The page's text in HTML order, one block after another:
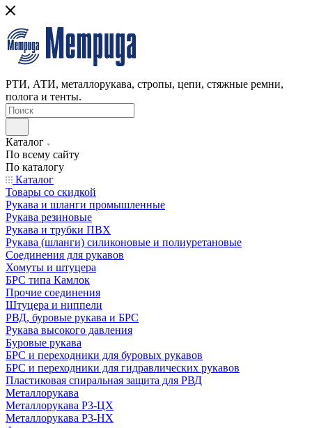
РТИ, АТИ, металлорукава, стропы, цепи, стяжные ремни,
полога и тенты.
Каталог
По всему сайту
По каталогу
Каталог
Товары со скидкой
Рукава и шланги промышленные
Рукава резиновые
Рукава и трубки ПВХ
Рукава (шланги) силиконовые и полиуретановые
Соединения для рукавов
Хомуты и штуцера
БРС типа Камлок
Прочие соединения
Штуцера и ниппели
РВД, буровые рукава и БРС
Рукава высокого давления
Буровые рукава
БРС и переходники для буровых рукавов
БРС и переходники для гидравлических рукавов
Пластиковая спиральная защита для РВД
Металлорукава
Металлорукава Р3-ЦХ
Металлорукава Р3-НХ